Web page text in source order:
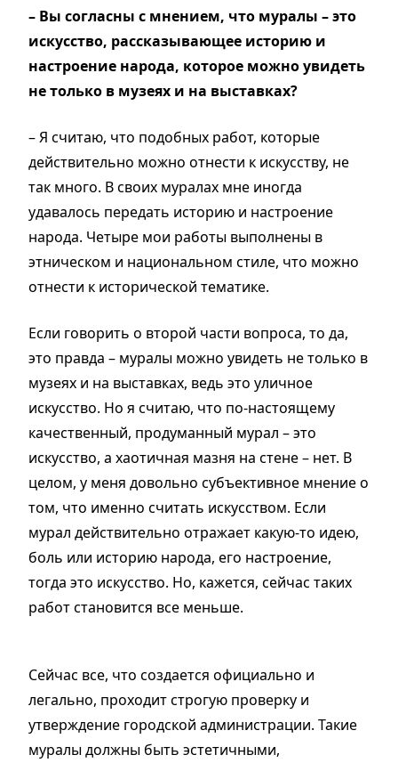
– Вы согласны с мнением, что муралы – это
искусство, рассказывающее историю и
настроение народа, которое можно увидеть
не только в музеях и на выставках?
– Я считаю, что подобных работ, которые
действительно можно отнести к искусству, не
так много. В своих муралах мне иногда
удавалось передать историю и настроение
народа. Четыре мои работы выполнены в
этническом и национальном стиле, что можно
отнести к исторической тематике.
Если говорить о второй части вопроса, то да,
это правда – муралы можно увидеть не только в
музеях и на выставках, ведь это уличное
искусство. Но я считаю, что по-настоящему
качественный, продуманный мурал – это
искусство, а хаотичная мазня на стене – нет. В
целом, у меня довольно субъективное мнение о
том, что именно считать искусством. Если
мурал действительно отражает какую-то идею,
боль или историю народа, его настроение,
тогда это искусство. Но, кажется, сейчас таких
работ становится все меньше.
Сейчас все, что создается официально и
легально, проходит строгую проверку и
утверждение городской администрации. Такие
муралы должны быть эстетичными,